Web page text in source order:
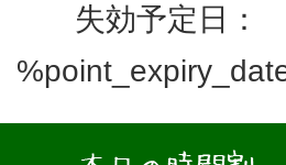
失効予定日：